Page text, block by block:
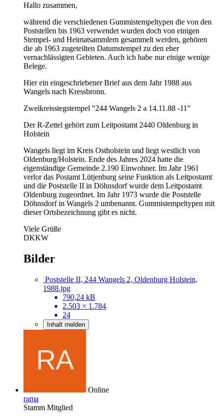
Hallo zusammen,
während die verschiedenen Gummistempeltypen die von den
Poststellen bis 1963 verwendet wurden doch von einigen
Stempel- und Heimatsammlern gesammelt werden, gehören
die ab 1963 zugeteilten Datumstempel zu den eher
vernachlässigten Gebieten. Auch ich habe nur einige wenige
Belege.
Hier ein eingeschriebener Brief aus dem Jahr 1988 aus
Wangels nach Kressbronn.
Zweikreisstegstempel "244 Wangels 2 a 14.11.88 -11"
Der R-Zettel gehört zum Leitpostamt 2440 Oldenburg in
Holstein
Wangels liegt im Kreis Ostholstein und liegt westlich von
Oldenburg/Holstein. Ende des Jahres 2024 hatte die
eigenständige Gemeinde 2.190 Einwohner. Im Jahr 1961
verlor das Postamt Lütjenburg seine Funktion als Leitpostamt
und die Poststelle II in Döhnsdorf wurde dem Leitpostamt
Oldenburg zugeordnet. Im Jahr 1973 wurde die Poststelle
Döhnsdorf in Wangels 2 umbenannt. Gummistempeltypen mit
dieser Ortsbezeichnung gibt es nicht.
Viele Grüße
DKKW
Bilder
Poststelle II, 244 Wangels 2, Oldenburg Holstein,
1988.jpg
790,24 kB
2.503 × 1.784
24
Inhalt melden
Online
rama
Stamm Mitglied